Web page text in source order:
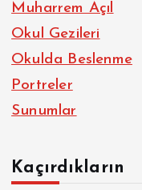
Muharrem Açıl
Okul Gezileri
Okulda Beslenme
Portreler
Sunumlar
Kaçırdıkların